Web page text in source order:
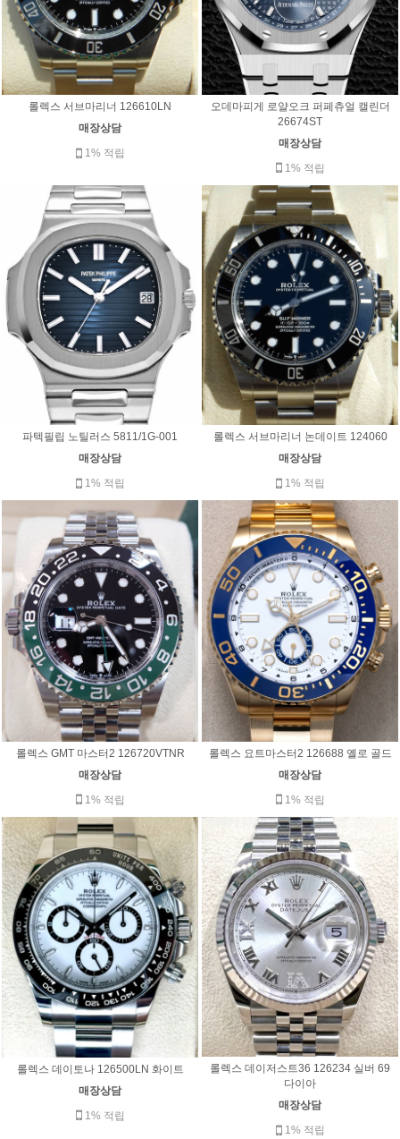
롤렉스 서브마리너 126610LN
매장상담
1% 적립
오데마피게 로얄오크 퍼페츄얼 캘린더
26674ST
매장상담
1% 적립
파텍필립 노틸러스 5811/1G-001
매장상담
1% 적립
롤렉스 서브마리너 논데이트 124060
매장상담
1% 적립
롤렉스 GMT 마스터2 126720VTNR
매장상담
1% 적립
롤렉스 요트마스터2 126688 옐로 골드
매장상담
1% 적립
롤렉스 데이토나 126500LN 화이트
매장상담
1% 적립
롤렉스 데이저스트36 126234 실버 69
다이아
매장상담
1% 적립